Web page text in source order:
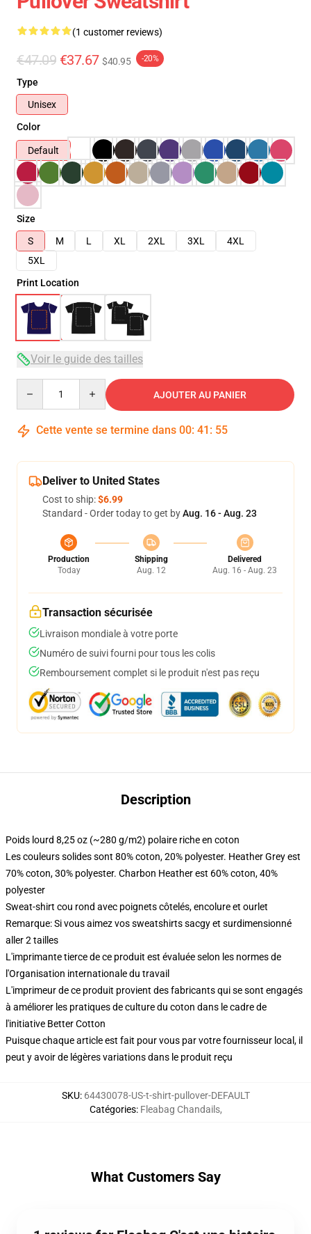
(1 customer reviews)
€47.09 €37.67 $40.95 -20%
Type
Unisex
Color
Default
Size
S
M L XL 2XL 3XL
4XL
5XL
Print Location
Voir le guide des tailles
AJOUTER AU PANIER
Cette vente se termine dans 00: 41 : 54
Deliver to United States
Cost to ship:$6.99
Standard - Order today to get byAug. 16 - Aug. 23
Production
Today
Shipping
Aug. 12
Delivered
Aug. 16 - Aug. 23
Transaction sécurisée
Livraison mondiale à votre porte
Numéro de suivi fourni pour tous les colis
Remboursement complet si le produit n'est pas reçu
Description
Poids lourd 8,25 oz (~280 g/m2) polaire riche en coton
Les couleurs solides sont 80% coton, 20% polyester. Heather Grey est
70% coton, 30% polyester. Charbon Heather est 60% coton, 40%
polyester
Sweat-shirt cou rond avec poignets côtelés, encolure et ourlet
Remarque: Si vous aimez vos sweatshirts sacgy et surdimensionné
aller 2 tailles
L'imprimante tierce de ce produit est évaluée selon les normes de
l'Organisation internationale du travail
L'imprimeur de ce produit provient des fabricants qui se sont engagés
à améliorer les pratiques de culture du coton dans le cadre de
l'initiative Better Cotton
Puisque chaque article est fait pour vous par votre fournisseur local, il
peut y avoir de légères variations dans le produit reçu
SKU: 64430078-US-t-shirt-pullover-DEFAULT
Catégories: Fleabag Chandails,
What Customers Say